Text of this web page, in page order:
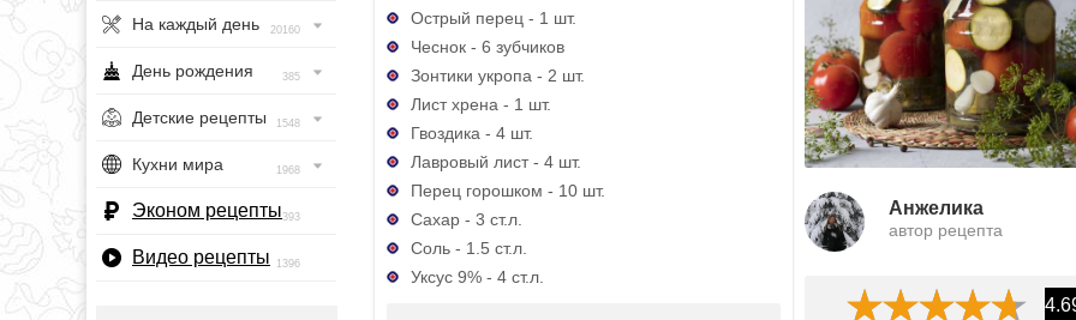
На каждый день 20160
День рождения 385
Детские рецепты 1548
Кухни мира 1968
Эконом рецепты393
Видео рецепты 1396
Острый перец - 1 шт.
Чеснок - 6 зубчиков
Зонтики укропа - 2 шт.
Лист хрена - 1 шт.
Гвоздика - 4 шт.
Лавровый лист - 4 шт.
Перец горошком - 10 шт.
Сахар - 3 ст.л.
Соль - 1.5 ст.л.
Уксус 9% - 4 ст.л.
Анжелика
автор рецепта